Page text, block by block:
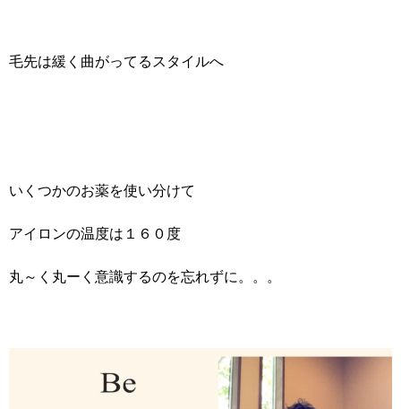
毛先は緩く曲がってるスタイルへ
いくつかのお薬を使い分けて
アイロンの温度は１６０度
丸～く丸ーく意識するのを忘れずに。。。